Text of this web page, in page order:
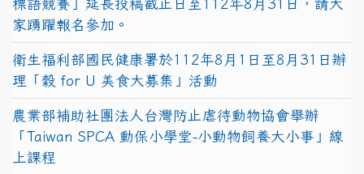
標語競賽」延長投稿截止日至112年8月31日，請大
家踴躍報名參加。
衛生福利部國民健康署於112年8月1日至8月31日辦
理「穀 for U 美食大募集」活動
農業部補助社團法人台灣防止虐待動物協會舉辦
「Taiwan SPCA 動保小學堂-小動物飼養大小事」線
上課程